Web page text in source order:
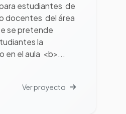
estudiantes de
docentes del área
se pretende
la
en el aula <b>...
Ver proyecto